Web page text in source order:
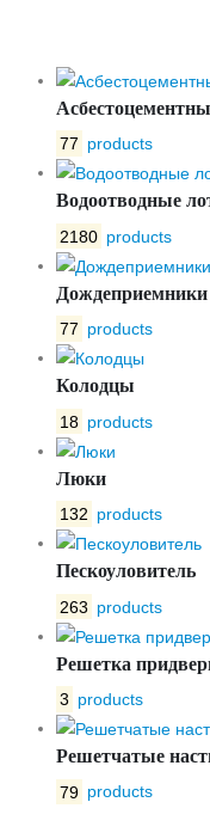
77 products
Водоотводные
2180 products
Дождеприемники
77 products
Колодцы
18 products
Люки
132 products
Пескоуловитель
263 products
Решетка
3 products
Решетчатые
79 products